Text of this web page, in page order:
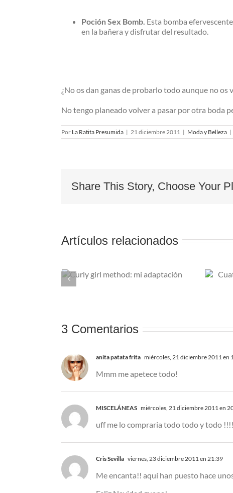
Poción Sex Bomb. Esta bomba
en la bañera y disfrutar del resultado.
¿No os dan ganas de probarlo todo aunque no os
No tengo planeado volver a pasar por otra boda
Por La Ratita Presumida | 21 diciembre 2011 | Moda y Belleza |
Share This Story, Choose Your
Artículos relacionados
3 Comentarios
anita patata frita miércoles, 21 diciembre 2011 en
Mmm me apetece todo!
MISCELÁNEAS miércoles, 21 diciembre 2011 en
uff me lo compraria todo todo y todo
Cris Sevilla viernes, 23 diciembre 2011 en 21:39
Me encanta!! aquí han puesto hace